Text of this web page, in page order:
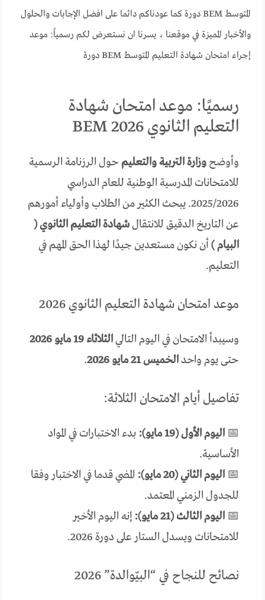
المتوسط BEM دورة كما عودناكم دائما على افضل الإجابات والحلول
والأخبار المميزة في موقعنا ، يسرنا ان نستعرض لكم رسمياً: موعد
إجراء امتحان شهادة التعليم المتوسط BEM دورة
رسميًا: موعد امتحان شهادة
التعليم الثانوي 2026 BEM
وأوضحوزارة التربية والتعليم حول الرزنامة الرسمية
للامتحانات المدرسية الوطنية للعام الدراسي
2025/2026. يبحث الكثير من الطلاب وأولياء أمورهم
عن التاريخ الدقيق للانتقالشهادة التعليم الثانوي (
البيام ) أن نكون مستعدين جيدًا لهذا الحق المهم في
التعليم.
موعد امتحان شهادة التعليم الثانوي 2026
وسيبدأ الامتحان في اليوم التاليالثلاثاء 19 مايو 2026
حتى يوم واحدالخميس 21 مايو 2026 .
تفاصيل أيام الامتحان الثلاثة:
📅اليوم الأول (19 مايو):
بدء الاختبارات في المواد
الأساسية.
📅اليوم الثاني (20 مايو):
المضي قدما في الاختبار وفقا
للجدول الزمني المعتمد.
📅اليوم الثالث (21 مايو):
إنه اليوم الأخير
للامتحانات ويسدل الستار على دورة 2026.
نصائح للنجاح في “البيّوالدة” 2026